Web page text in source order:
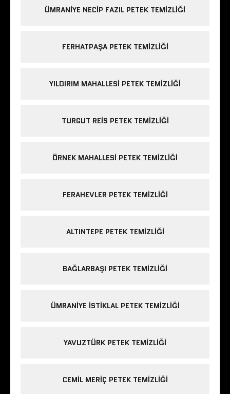
ÜMRANIYE NECIP FAZIL PETEK TEMIZLIĞI
FERHATPAŞA PETEK TEMIZLIĞI
YILDIRIM MAHALLESI PETEK TEMIZLIĞI
TURGUT REIS PETEK TEMIZLIĞI
ÖRNEK MAHALLESI PETEK TEMIZLIĞI
FERAHEVLER PETEK TEMIZLIĞI
ALTINTEPE PETEK TEMIZLIĞI
BAĞLARBAŞI PETEK TEMIZLIĞI
ÜMRANIYE ISTIKLAL PETEK TEMIZLIĞI
YAVUZTÜRK PETEK TEMIZLIĞI
CEMIL MERIÇ PETEK TEMIZLIĞI